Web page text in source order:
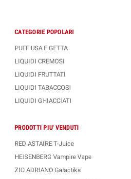
CATEGORIE POPOLARI
PUFF USA E GETTA
LIQUIDI CREMOSI
LIQUIDI FRUTTATI
LIQUIDI TABACCOSI
LIQUIDI GHIACCIATI
PRODOTTI PIU' VENDUTI
RED ASTAIRE T-Juice
HEISENBERG Vampire Vape
ZIO ADRIANO Galactika